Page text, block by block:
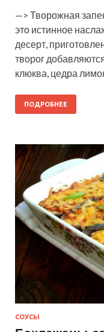
—> Творожная
это истинное
десерт,
творог
клюква, цедра
ПОДРОБНЕЕ
СОУСЫ